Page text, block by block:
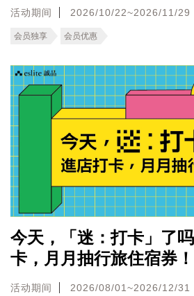
活动期间 2026/10/22~2026/11/29
会员独享 会员优惠
今天，「迷：打卡」了
卡，月月抽行旅住宿券！
活动期间 2026/08/01~2026/12/31